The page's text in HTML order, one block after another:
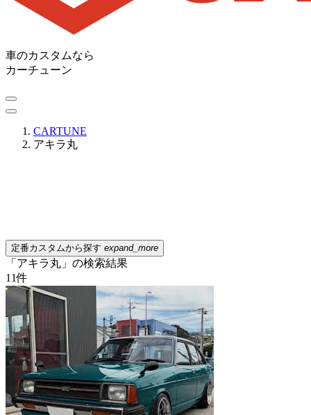
車のカスタムなら
カーチューン
CARTUNE
アキラ丸
定番カスタムから探す expand_more
「アキラ丸」の検索結果
11件